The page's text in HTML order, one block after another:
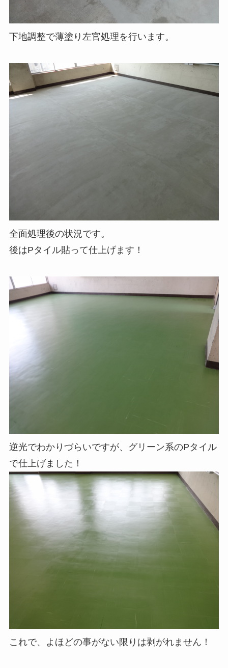
下地調整で薄塗り左官処理を行います。
全面処理後の状況です。
後はPタイル貼って仕上げます！
逆光でわかりづらいですが、グリーン系のPタイル
で仕上げました！
これで、よほどの事がない限りは剥がれません！